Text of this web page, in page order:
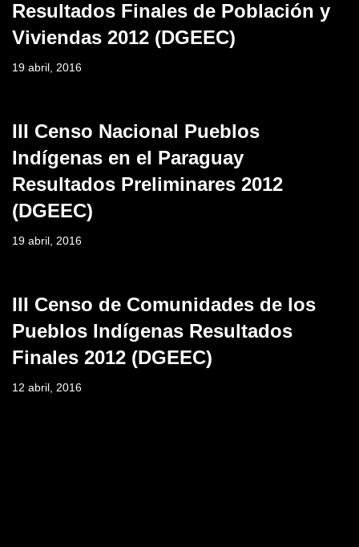
Resultados Finales de Población y
Viviendas 2012 (DGEEC)
19 abril, 2016
III Censo Nacional Pueblos
Indígenas en el Paraguay
Resultados Preliminares 2012
(DGEEC)
19 abril, 2016
III Censo de Comunidades de los
Pueblos Indígenas Resultados
Finales 2012 (DGEEC)
12 abril, 2016